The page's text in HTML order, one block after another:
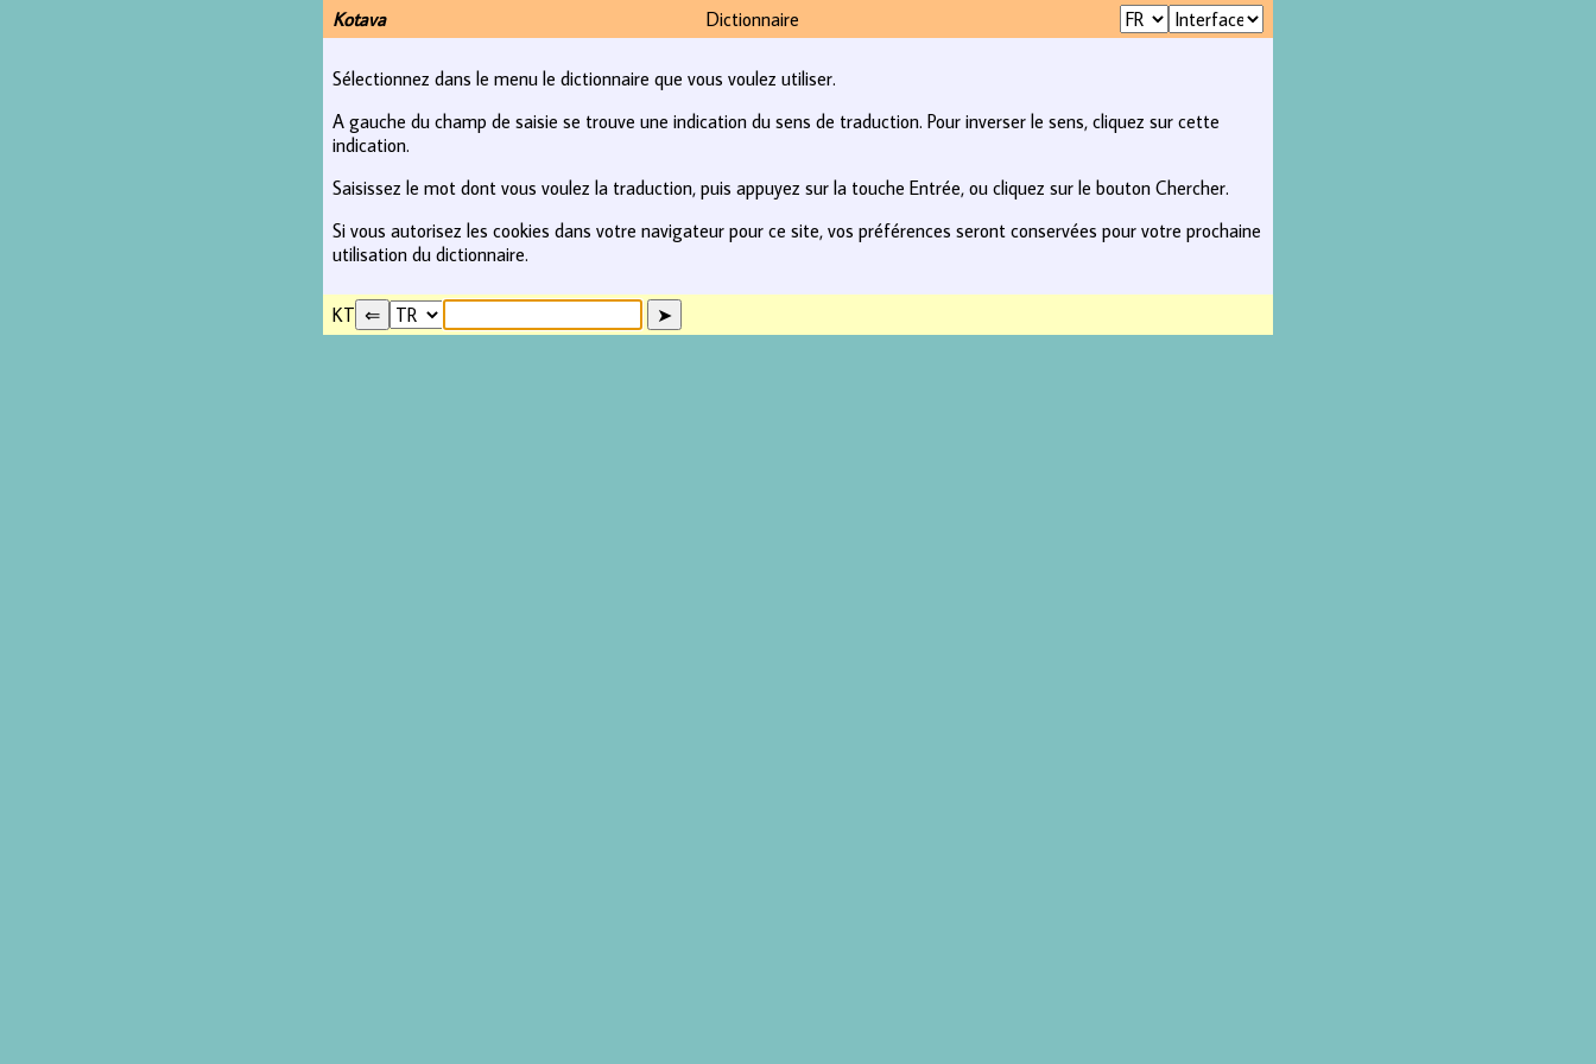
Kotava Dictionnaire
Sélectionnez dans le menu le dictionnaire que vous voulez utiliser.
A gauche du champ de saisie se trouve une indication du sens de traduction. Pour inverser le sens, cliquez sur cette
indication.
Saisissez le mot dont vous voulez la traduction, puis appuyez sur la touche Entrée, ou cliquez sur le bouton Chercher.
Si vous autorisez les cookies dans votre navigateur pour ce site, vos préférences seront conservées pour votre prochaine
utilisation du dictionnaire.
KT